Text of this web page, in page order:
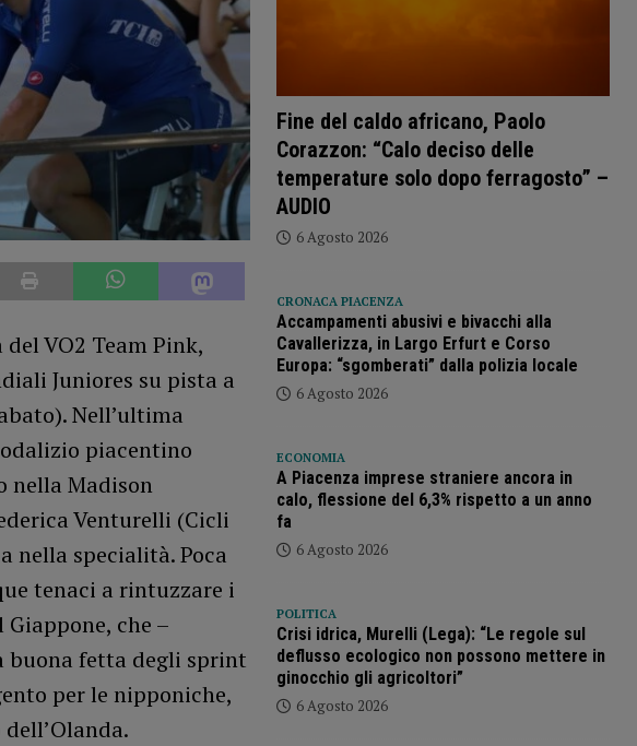
VO2 Team Pink,
Juniores su pista a
Nell’ultima
piacentino
nella Madison
Venturelli (Cicli
nella specialità. Poca
tenaci a rintuzzare i
che –
buona fetta degli sprint
per le nipponiche,
Fine del caldo africano, Paolo
Corazzon: “Calo deciso delle
temperature solo dopo ferragosto” –
AUDIO
6 Agosto 2026
CRONACA PIACENZA
Accampamenti abusivi e bivacchi alla
Cavallerizza, in Largo Erfurt e Corso
Europa: “sgomberati” dalla polizia locale
6 Agosto 2026
ECONOMIA
A Piacenza imprese straniere ancora in
calo, flessione del 6,3% rispetto a un anno
fa
6 Agosto 2026
POLITICA
Crisi idrica, Murelli (Lega): “Le regole sul
deflusso ecologico non possono mettere in
ginocchio gli agricoltori”
6 Agosto 2026